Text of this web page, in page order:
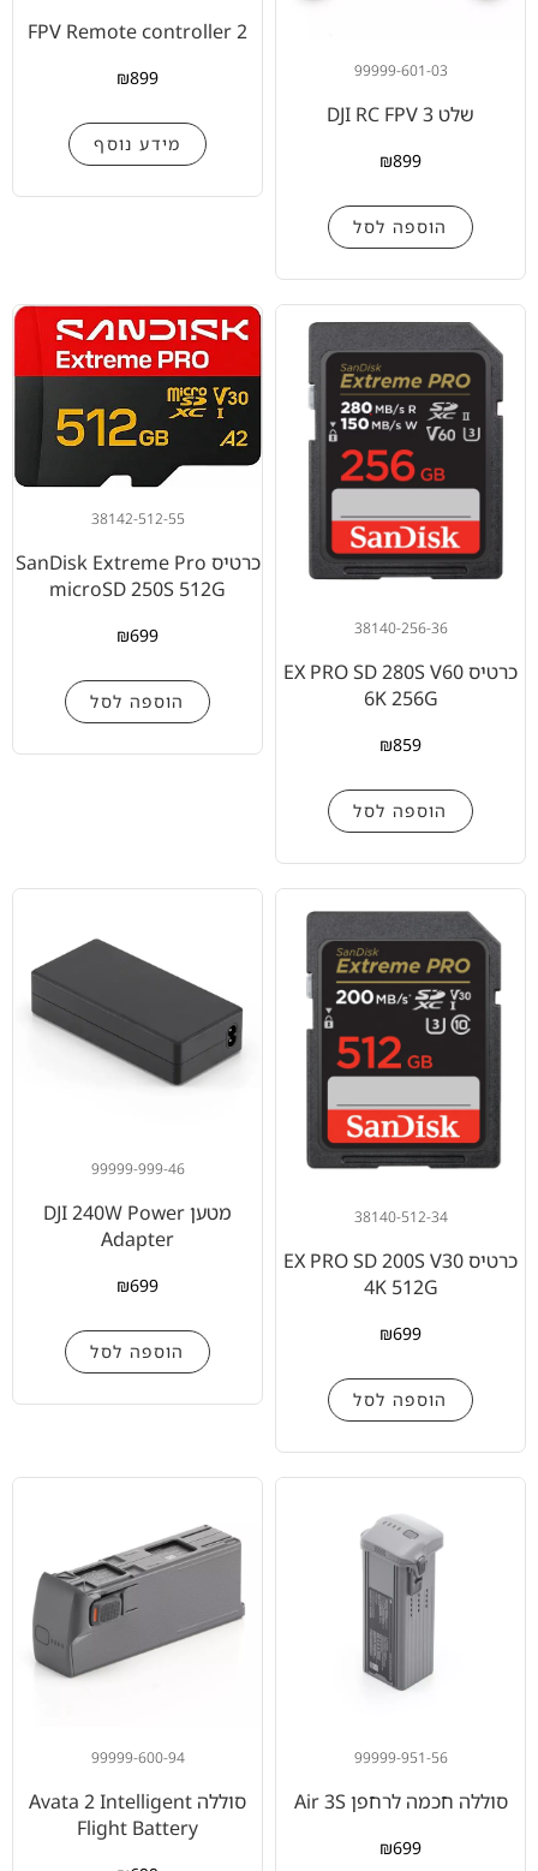
99999-601-03
שלט DJI RC FPV 3
₪899
הוספה לסל
FPV Remote controller 2
₪899
מידע נוסף
38140-256-36
כרטיס EX PRO SD 280S V60
6K 256G
₪859
הוספה לסל
38142-512-55
כרטיס SanDisk Extreme Pro
microSD 250S 512G
₪699
הוספה לסל
38140-512-34
כרטיס EX PRO SD 200S V30
4K 512G
₪699
הוספה לסל
99999-999-46
מטען DJI 240W Power
Adapter
₪699
הוספה לסל
99999-951-56
סוללה חכמה לרחפן Air 3S
₪699
99999-600-94
סוללה Avata 2 Intelligent
Flight Battery